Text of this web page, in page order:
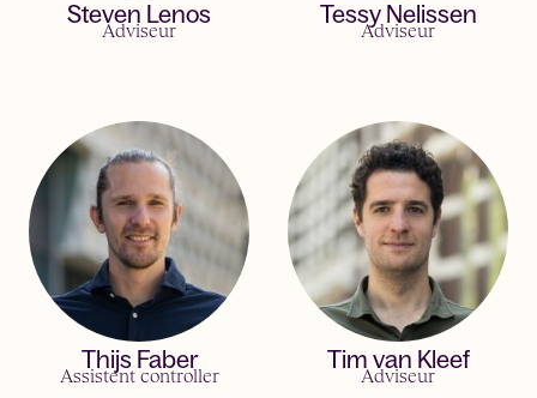
Steven Lenos
Adviseur
Tessy Nelissen
Adviseur
Thijs Faber
Assistent controller
Tim van Kleef
Adviseur